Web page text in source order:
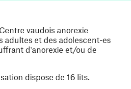
vaudois anorexie
adultes et des adolescent-es
d'anorexie et/ou de
dispose de 16 lits.